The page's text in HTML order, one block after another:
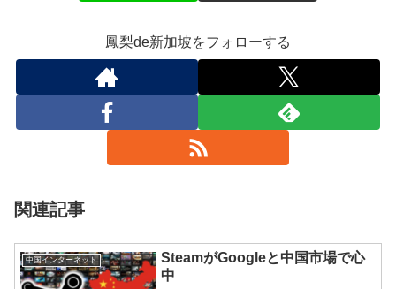
鳳梨de新加坡をフォローする
関連記事
中国インターネット
SteamがGoogleと中国市場で心
中